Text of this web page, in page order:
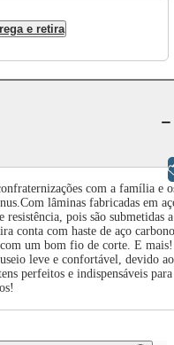
e retira
com a família e
lâminas fabricadas em
resistência, pois são submetidas a
conta com haste de aço carbono
um bom fio de corte. E mais!
leve e confortável, devido
perfeitos e indispensáveis para
Libras